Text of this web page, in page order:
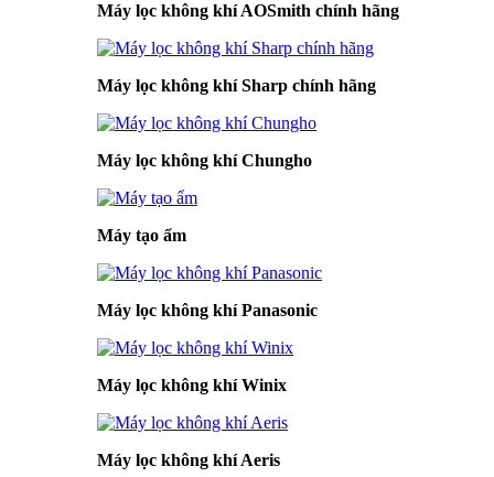
Máy lọc không khí AOSmith chính hãng
Máy lọc không khí Sharp chính hãng
Máy lọc không khí Chungho
Máy tạo ẩm
Máy lọc không khí Panasonic
Máy lọc không khí Winix
Máy lọc không khí Aeris